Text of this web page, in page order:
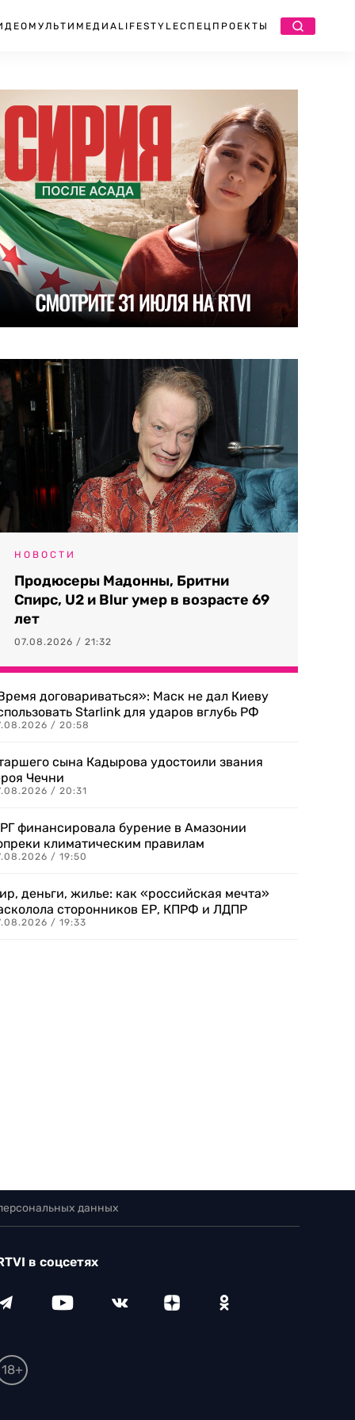
МУЛЬТИМЕДИА LIFESTYLEСПЕЦПРОЕКТЫ
НОВОСТИ
Продюсеры Мадонны, Бритни
Спирс, U2 и Blur умер в возрасте 69
лет
07.08.2026 / 21:32
договариваться»: Маск не дал Киеву
Starlink для ударов вглубь РФ
/ 20:58
сына Кадырова удостоили звания
Чечни
/ 20:31
финансировала бурение в Амазонии
климатическим правилам
/ 19:50
деньги, жилье: как «российская мечта»
сторонников ЕР, КПРФ и ЛДПР
/ 19:33
данных
в соцсетях
18+